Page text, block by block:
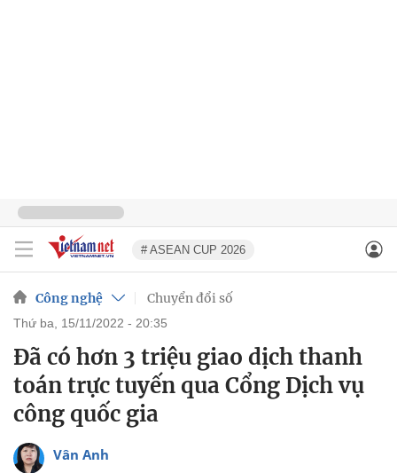
# ASEAN CUP 2026
Công nghệ Chuyển đổi số
thứ ba, 15/11/2022 - 20:35
Đã có hơn 3 triệu giao dịch thanh
toán trực tuyến qua Cổng Dịch vụ
công quốc gia
Vân Anh